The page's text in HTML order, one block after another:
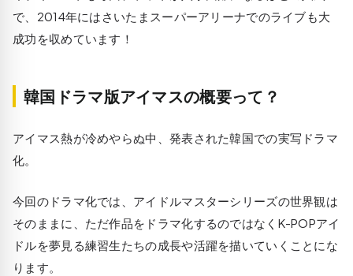
で、2014年にはさいたまスーパーアリーナでのライブも大
成功を収めています！
韓国ドラマ版アイマスの概要って？
アイマス熱が冷めやらぬ中、発表された韓国での実写ドラマ
化。
今回のドラマ化では、アイドルマスターシリーズの世界観は
そのままに、ただ作品をドラマ化するのではなくK-POPアイ
ドルを夢見る練習生たちの成長や活躍を描いていくことにな
ります。